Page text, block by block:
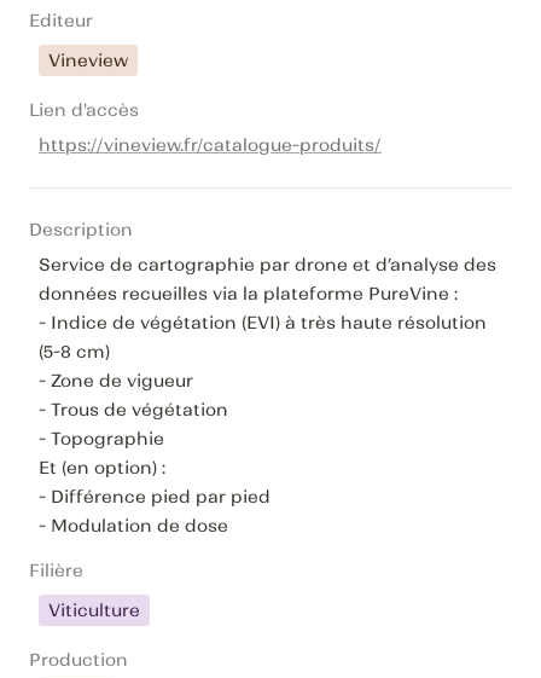
Editeur
Vineview
Lien d'accès
https://vineview.fr/catalogue-produits/
Description
Service de cartographie par drone et d’analyse des
données recueilles via la plateforme PureVine :
- Indice de végétation (EVI) à très haute résolution
(5-8 cm)
- Zone de vigueur
- Trous de végétation
- Topographie
Et (en option) :
- Différence pied par pied
- Modulation de dose
Filière
Viticulture
Production